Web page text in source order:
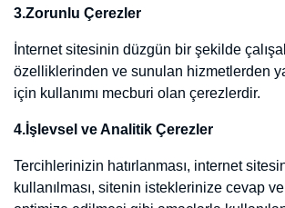
tanınması, reklam ve pazarlama faaliyetlerinin
kimliğinizi belirlemek veya şahsınıza özel
kullanılmayacaktır.
Diğer Çerez Türleri:
Lütfen sosyal ağların eklentiler aracılığıyla
üzerinde herhangi bir etkimiz ve kontrolümüz
unutmayın. Sosyal ağların kişisel verilerinizi
yöntemlerle ve hangi süreyle işleyeceğine
almak için lütfen ilgili sosyal ağlar tarafından